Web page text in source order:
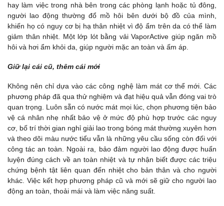
hay làm việc trong nhà bên trong các phòng lạnh hoặc tủ đông,
người lao động thường đổ mồ hôi bên dưới bộ đồ của mình,
khiến họ có nguy cơ bị hạ thân nhiệt vì độ ẩm trên da có thể làm
giảm thân nhiệt. Một lớp lót bằng vải VaporActive giúp ngăn mồ
hôi và hơi ẩm khỏi da, giúp người mặc an toàn và ấm áp.
Giữ lại cái cũ, thêm cái mới
Không nên chỉ dựa vào các công nghệ làm mát cơ thể mới. Các
phương pháp đã qua thử nghiệm và đạt hiệu quả vẫn đóng vai trò
quan trọng. Luôn sẵn có nước mát mọi lúc, chọn phương tiện bảo
vệ cá nhân nhẹ nhất bảo vệ ở mức độ phù hợp trước các nguy
cơ, bố trí thời gian nghỉ giải lao trong bóng mát thường xuyên hơn
và theo dõi màu nước tiểu vẫn là những yêu cầu sống còn đối với
công tác an toàn. Ngoài ra, bảo đảm người lao động được huấn
luyện đúng cách về an toàn nhiệt và tự nhận biết được các triệu
chứng bệnh tật liên quan đến nhiệt cho bản thân và cho người
khác. Việc kết hợp phương pháp cũ và mới sẽ giữ cho người lao
động an toàn, thoải mái và làm việc năng suất.